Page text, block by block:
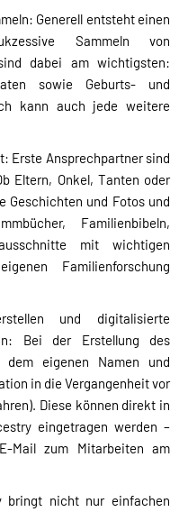
Generell entsteht einen
Sammeln von
dabei am wichtigsten:
sowie Geburts- und
kann auch jede weitere
Erste Ansprechpartner sind
Eltern, Onkel, Tanten oder
Geschichten und Fotos und
Familienbibeln,
mit wichtigen
Familienforschung
und digitalisierte
Bei der Erstellung des
eigenen Namen und
in die Vergangenheit vor
Diese können direkt in
eingetragen werden –
Mail zum Mitarbeiten am
bringt nicht nur einfachen